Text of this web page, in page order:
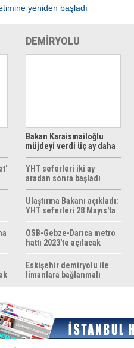
yeniden başladı
DEMİRYOLU
Bakan Karaismailoğlu
müjdeyi verdi üç ay daha
ücretsiz
YHT seferleri iki ay
aradan sonra başladı
Ulaştırma Bakanı açıkladı:
YHT seferleri 28 Mayıs'ta
başlıyor
OSB-Gebze-Darıca metro
hattı 2023'te açılacak
Eskişehir demiryolu ile
limanlara bağlanmalı